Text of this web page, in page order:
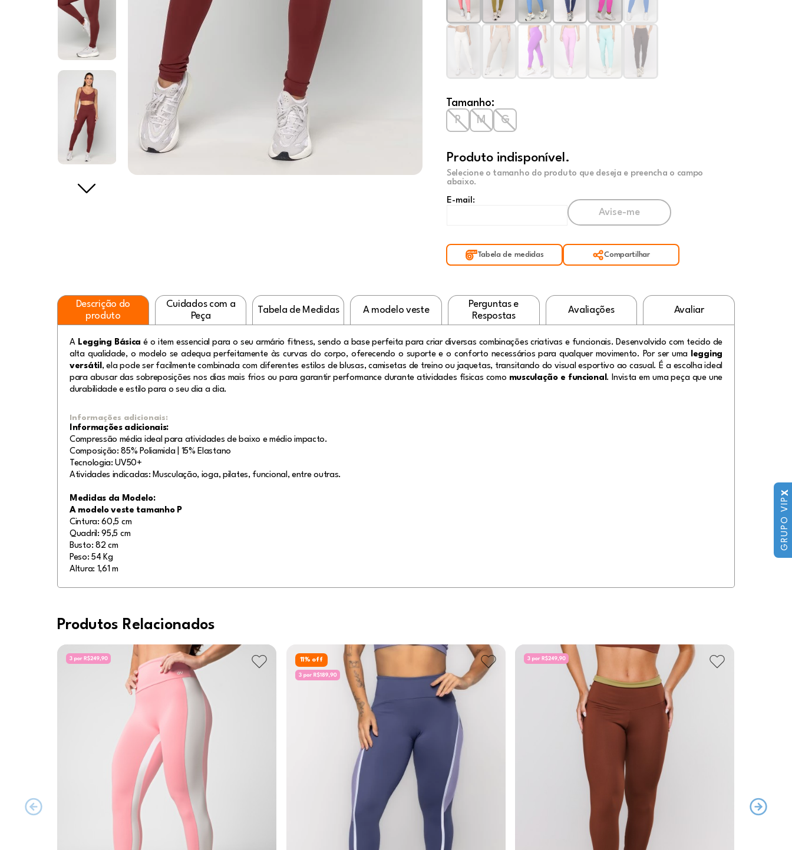
Tamanho:
P
M G
Produto indisponível.
Selecione o tamanho do produto que deseja e preencha o campo
abaixo.
E-mail:
Tabela de medidas Compartilhar
Descrição do
produto
Cuidados com a
Peça
Tabela de Medidas A modelo veste
Perguntas e
Respostas
Avaliações Avaliar
A Legging Básica é o item essencial para o seu armário fitness, sendo a base perfeita para criar diversas combinações criativas e funcionais. Desenvolvido com tecido de
alta qualidade, o modelo se adequa perfeitamente às curvas do corpo, oferecendo o suporte e o conforto necessários para qualquer movimento. Por ser uma legging
versátil, ela pode ser facilmente combinada com diferentes estilos de blusas, camisetas de treino ou jaquetas, transitando do visual esportivo ao casual. É a escolha ideal
para abusar das sobreposições nos dias mais frios ou para garantir performance durante atividades físicas como musculação e funcional. Invista em uma peça que une
durabilidade e estilo para o seu dia a dia.
Informações adicionais:
Informações adicionais:
Compressão média ideal para atividades de baixo e médio impacto.
Composição: 85% Poliamida | 15% Elastano
Tecnologia: UV50+
Atividades indicadas: Musculação, ioga, pilates, funcional, entre outras.
Medidas da Modelo:
A modelo veste tamanho P
Cintura: 60,5 cm
Quadril: 95,5 cm
Busto: 82 cm
Peso: 54 Kg
Altura: 1,61 m
Produtos Relacionados
11 % off
GRUPO VIP
X